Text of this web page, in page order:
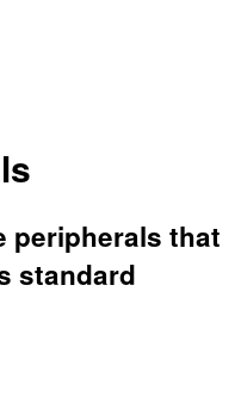
peripherals that
standard